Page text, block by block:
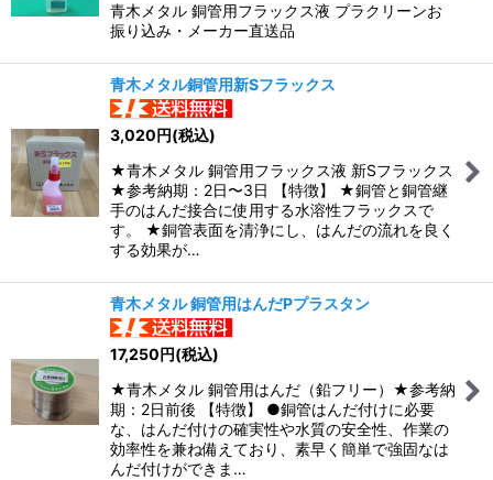
青木メタル 銅管用フラックス液 プラクリーンお
振り込み・メーカー直送品
青木メタル銅管用新Sフラックス
3,020円(税込)
★青木メタル 銅管用フラックス液 新Sフラックス
★参考納期：2日〜3日 【特徴】 ★銅管と銅管継
手のはんだ接合に使用する水溶性フラックスで
す。 ★銅管表面を清浄にし、はんだの流れを良く
する効果が…
青木メタル 銅管用はんだPプラスタン
17,250円(税込)
★青木メタル 銅管用はんだ（鉛フリー）★参考納
期：2日前後 【特徴】 ●銅管はんだ付けに必要
な、はんだ付けの確実性や水質の安全性、作業の
効率性を兼ね備えており、素早く簡単で強固なは
んだ付けができま…